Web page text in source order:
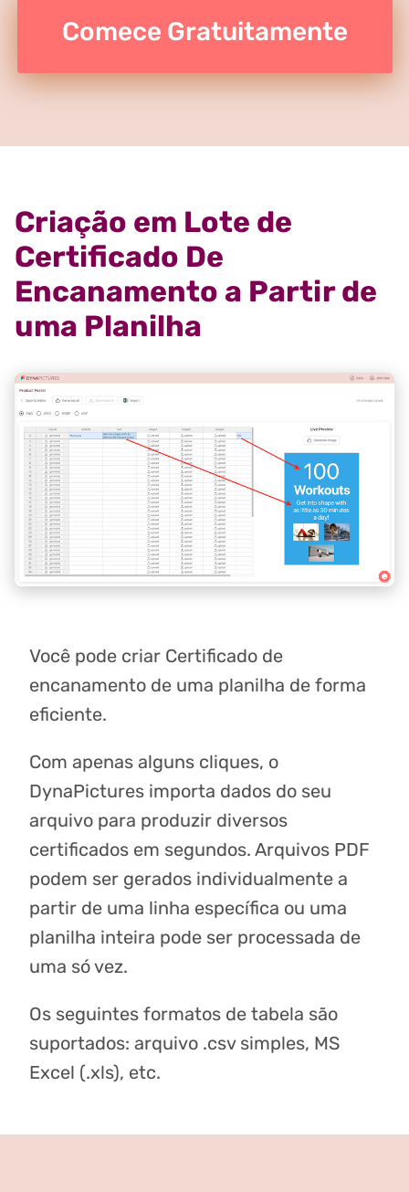
Comece Gratuitamente
Criação em Lote de
Certificado De
Encanamento a Partir de
uma Planilha
Você pode criar Certificado de
encanamento de uma planilha de forma
eficiente.
Com apenas alguns cliques, o
DynaPictures importa dados do seu
arquivo para produzir diversos
certificados em segundos. Arquivos PDF
podem ser gerados individualmente a
partir de uma linha específica ou uma
planilha inteira pode ser processada de
uma só vez.
Os seguintes formatos de tabela são
suportados: arquivo .csv simples, MS
Excel (.xls), etc.